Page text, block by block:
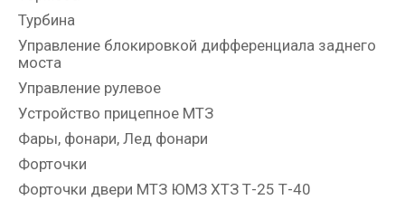
Турбина
Управление блокировкой дифференциала заднего
моста
Управление рулевое
Устройство прицепное МТЗ
Фары, фонари, Лед фонари
Форточки
Форточки двери МТЗ ЮМЗ ХТЗ Т-25 Т-40